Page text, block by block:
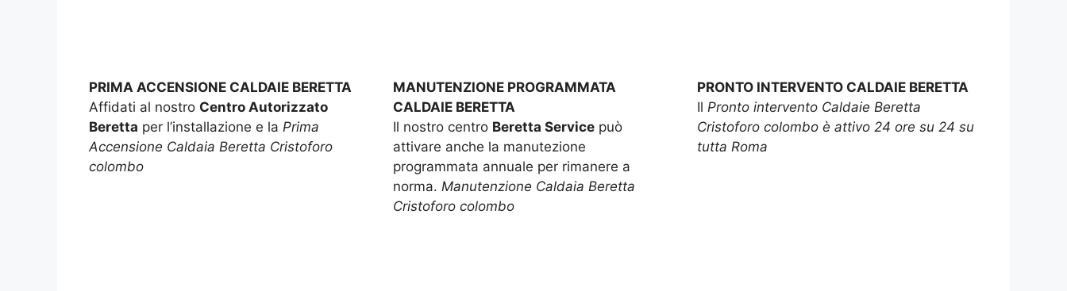
PRIMA ACCENSIONE CALDAIE BERETTA
Affidati al nostro Centro Autorizzato
Beretta per l’installazione e la Prima
Accensione Caldaia Beretta Cristoforo
colombo
MANUTENZIONE PROGRAMMATA
CALDAIE BERETTA
Il nostro centro Beretta Servicepuò
attivare anche la manutezione
programmata annuale per rimanere a
norma. Manutenzione Caldaia Beretta
Cristoforo colombo
PRONTO INTERVENTO CALDAIE BERETTA
Il Pronto intervento Caldaie Beretta
Cristoforo colombo è attivo 24 ore su 24 su
tutta Roma